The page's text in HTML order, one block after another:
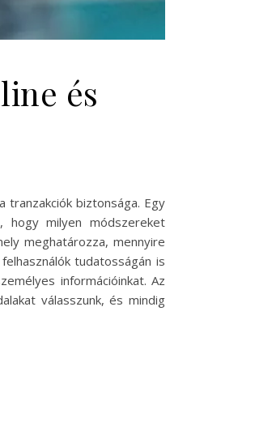
és
biztonsága. Egy
hogy milyen módszereket
meghatározza, mennyire
tudatosságán is
információinkat. Az
válasszunk, és mindig